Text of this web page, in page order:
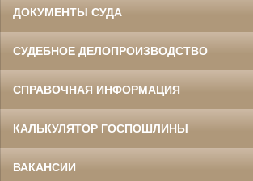
ДОКУМЕНТЫ СУДА
СУДЕБНОЕ ДЕЛОПРОИЗВОДСТВО
СПРАВОЧНАЯ ИНФОРМАЦИЯ
КАЛЬКУЛЯТОР ГОСПОШЛИНЫ
ВАКАНСИИ